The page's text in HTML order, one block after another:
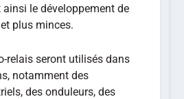
le développement de
plus minces.
relais seront utilisés dans
notamment des
des onduleurs, des